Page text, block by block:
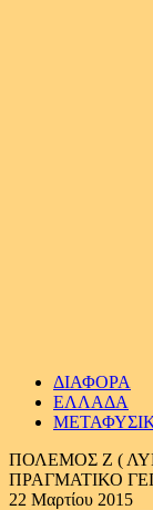
ΔΙΑΦΟΡΑ
ΕΛΛΑΔΑ
ΠΟΛΕΜΟΣ Ζ (
ΠΡΑΓΜΑΤΙΚΟ
22 Μαρτίου 2015